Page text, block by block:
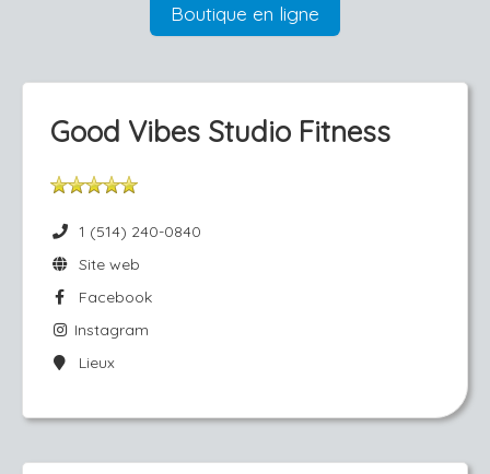
Boutique en ligne
Good Vibes Studio Fitness
1 (514) 240-0840
Site web
Facebook
Instagram
Lieux